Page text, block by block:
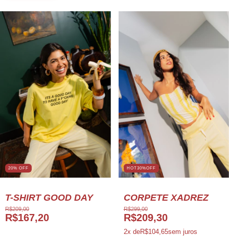
20% OFF
T-SHIRT GOOD DAY
R$209,00
R$167,20
HOT30%OFF
CORPETE XADREZ
R$299,00
R$209,30
2x deR$104,65sem juros